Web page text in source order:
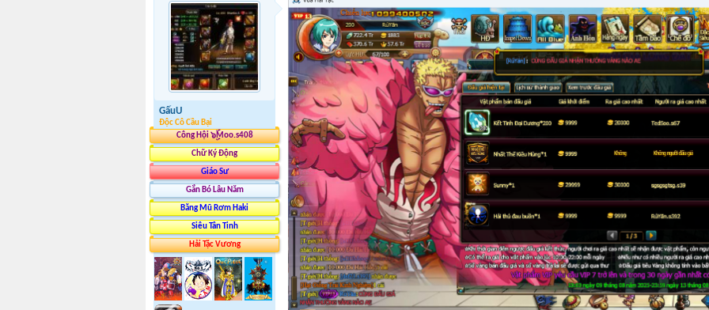
GấuU
Độc Cô Cầu Bại
Công Hội ๖ۣۜMoo.s408
Chữ Ký Động
Giáo Sư
Gắn Bó Lâu Năm
Băng Mũ Rơm Haki
Siêu Tân Tinh
Hải Tặc Vương